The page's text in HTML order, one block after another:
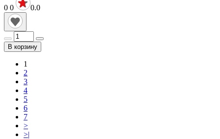
0 0 0.0
В корзину
1
2
3
4
5
6
7
>
>|